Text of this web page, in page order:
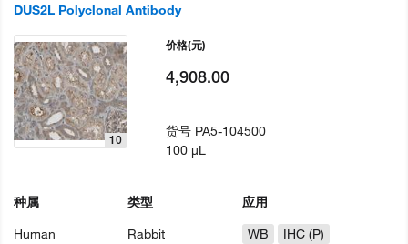
DUS2L Polyclonal Antibody
10
种属
Human
类型
Rabbit
应用
WB
IHC (P)
价格(元)
4,908.00
货号 PA5-104500
100 µL